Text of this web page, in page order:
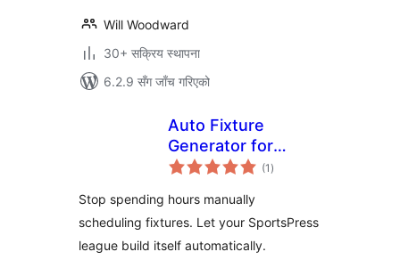
Will Woodward
30+ सक्रिय स्थापना
6.2.9 सँग जाँच गरिएको
Auto Fixture
Generator for
SportsPress(1 कुल
रेटिङ्गहरू
)
Stop spending hours manually
scheduling fixtures. Let your SportsPress
league build itself automatically.